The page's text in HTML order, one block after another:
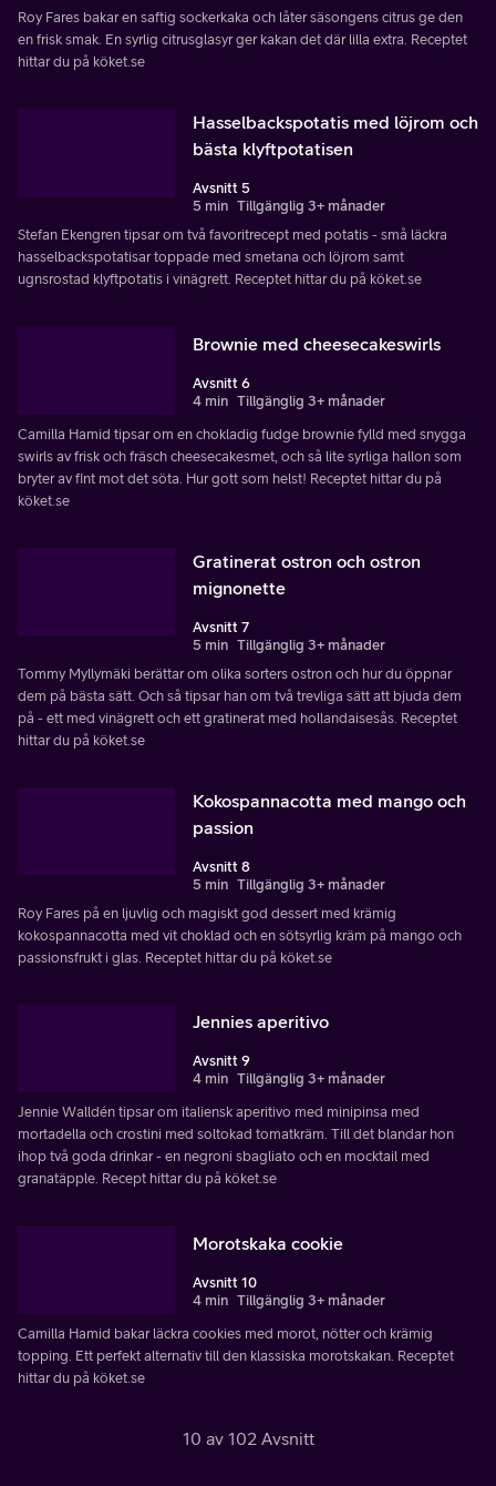
Roy Fares bakar en saftig sockerkaka och låter säsongens citrus ge den
en frisk smak. En syrlig citrusglasyr ger kakan det där lilla extra. Receptet
hittar du på köket.se
Hasselbackspotatis med löjrom och
bästa klyftpotatisen
Avsnitt 5
5 min Tillgänglig 3+ månader
Stefan Ekengren tipsar om två favoritrecept med potatis - små läckra
hasselbackspotatisar toppade med smetana och löjrom samt
ugnsrostad klyftpotatis i vinägrett. Receptet hittar du på köket.se
Brownie med cheesecakeswirls
Avsnitt 6
4 min Tillgänglig 3+ månader
Camilla Hamid tipsar om en chokladig fudge brownie fylld med snygga
swirls av frisk och fräsch cheesecakesmet, och så lite syrliga hallon som
bryter av fint mot det söta. Hur gott som helst! Receptet hittar du på
köket.se
Gratinerat ostron och ostron
mignonette
Avsnitt 7
5 min Tillgänglig 3+ månader
Tommy Myllymäki berättar om olika sorters ostron och hur du öppnar
dem på bästa sätt. Och så tipsar han om två trevliga sätt att bjuda dem
på - ett med vinägrett och ett gratinerat med hollandaisesås. Receptet
hittar du på köket.se
Kokospannacotta med mango och
passion
Avsnitt 8
5 min Tillgänglig 3+ månader
Roy Fares på en ljuvlig och magiskt god dessert med krämig
kokospannacotta med vit choklad och en sötsyrlig kräm på mango och
passionsfrukt i glas. Receptet hittar du på köket.se
Jennies aperitivo
Avsnitt 9
4 min Tillgänglig 3+ månader
Jennie Walldén tipsar om italiensk aperitivo med minipinsa med
mortadella och crostini med soltokad tomatkräm. Till det blandar hon
ihop två goda drinkar - en negroni sbagliato och en mocktail med
granatäpple. Recept hittar du på köket.se
Morotskaka cookie
Avsnitt 10
4 min Tillgänglig 3+ månader
Camilla Hamid bakar läckra cookies med morot, nötter och krämig
topping. Ett perfekt alternativ till den klassiska morotskakan. Receptet
hittar du på köket.se
10 av 102 Avsnitt